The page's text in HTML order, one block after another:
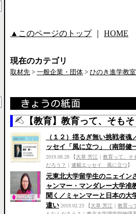
▲このページのトップ｜ HOME
現在のカテゴリ
取材先 > 一般企業・団体 > ひのき進学教室
【教育】教育って、そも
（１２）揺るぎ無い挑戦者魂
ッセイ「風に立つ」（南部健
2019.08.28 【大草 芳江
教育って、そ
だろう？
連載エッセイ 風に立つ】
元東北大学留学生のニェイン
ャンマー・マンダレー大学准
聞く／ミャンマーと日本の大
違い 2019.02.23 【大草 芳江
教育っ